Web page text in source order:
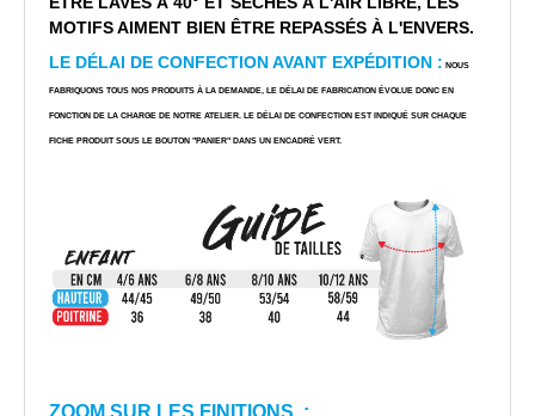
MOTIFS AIMENT BIEN ÊTRE REPASSÉS À L'ENVERS.
LE DÉLAI DE CONFECTION AVANT EXPÉDITION : NOUS
FABRIQUONS TOUS NOS PRODUITS À LA DEMANDE, LE DÉLAI DE FABRICATION ÉVOLUE DONC EN
FONCTION DE LA CHARGE DE NOTRE ATELIER. LE DÉLAI DE CONFECTION EST INDIQUÉ SUR CHAQUE
FICHE PRODUIT SOUS LE BOUTON "PANIER" DANS UN ENCADRÉ VERT.
ZOOM SUR LES FINITIONS :